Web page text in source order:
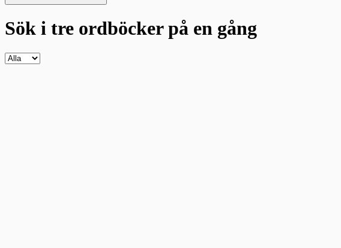
Sök i tre ordböckerpå en gång